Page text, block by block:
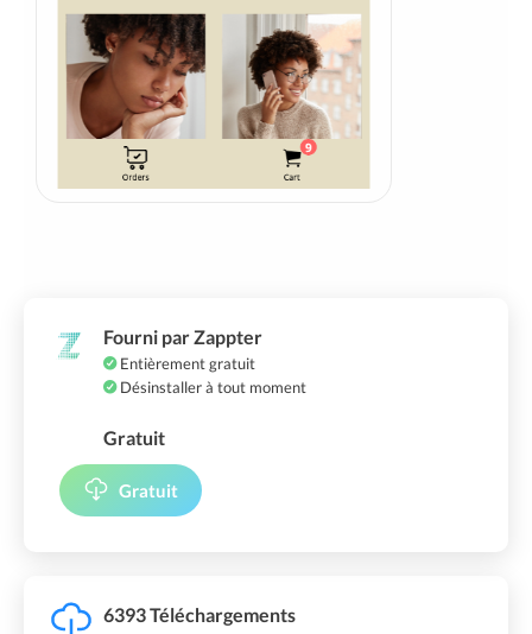
Fourni par Zappter
Entièrement gratuit
Désinstaller à tout moment
Gratuit
Gratuit
6393 Téléchargements